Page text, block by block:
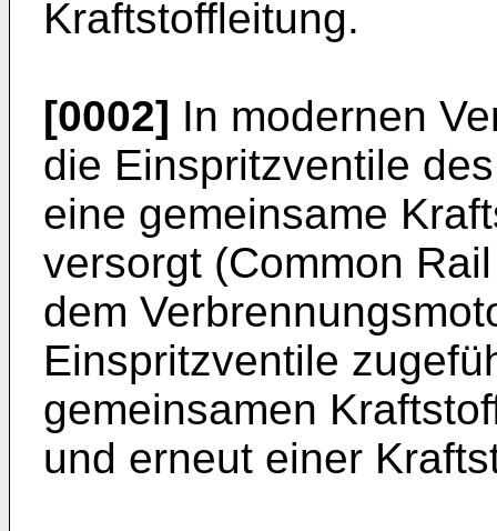
Kraftstoffleitung.
[0002] In modernen
die Einspritzventile
eine gemeinsame
versorgt (Common
dem
Einspritzventile
gemeinsamen
und erneut einer